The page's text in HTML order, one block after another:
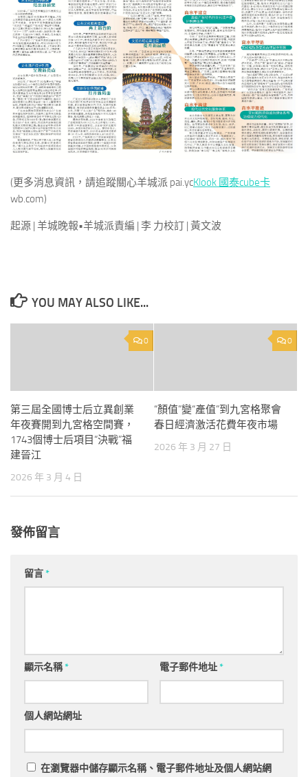
(更多消息資訊，請追蹤關心羊城派 pai.ycKlook 國泰cube卡
wb.com)
起源 | 羊城晚報•羊城派責編 | 李 力校訂 | 黃文波
YOU MAY ALSO LIKE...
0
第三屆全國博士后立異創業
年夜賽開到九宮格空間賽，
1743個博士后項目“決戰”福
建晉江
2026 年 3 月 4 日
0
“顏值”變“產值”到九宮格聚會
春日經濟激活花費年夜市場
2026 年 3 月 27 日
發佈留言
留言*
顯示名稱* 電子郵件地址*
個人網站網址
在瀏覽器中儲存顯示名稱、電子郵件地址及個人網站網